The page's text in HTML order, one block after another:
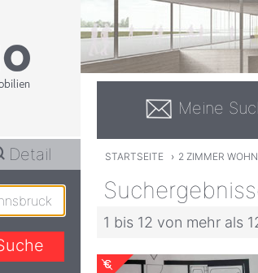
Meine
STARTSEITE › 2 ZIMMER
1 bis 12 von mehr als
Detail